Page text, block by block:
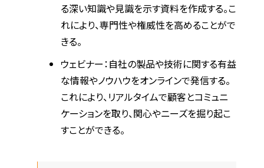
る深い知識や見識を示す資料を作成する。こ
れにより、専門性や権威性を高めることがで
きる。
ウェビナー：自社の製品や技術に関する有益
な情報やノウハウをオンラインで発信する。
これにより、リアルタイムで顧客とコミュニ
ケーションを取り、関心やニーズを掘り起こ
すことができる。